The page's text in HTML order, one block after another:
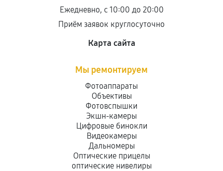
Ежедневно, с 10:00 до 20:00
Приём заявок круглосуточно
Карта сайта
Мы ремонтируем
Фотоаппараты
Объективы
Фотовспышки
Экшн-камеры
Цифровые бинокли
Видеокамеры
Дальномеры
Оптические прицелы
оптические нивелиры